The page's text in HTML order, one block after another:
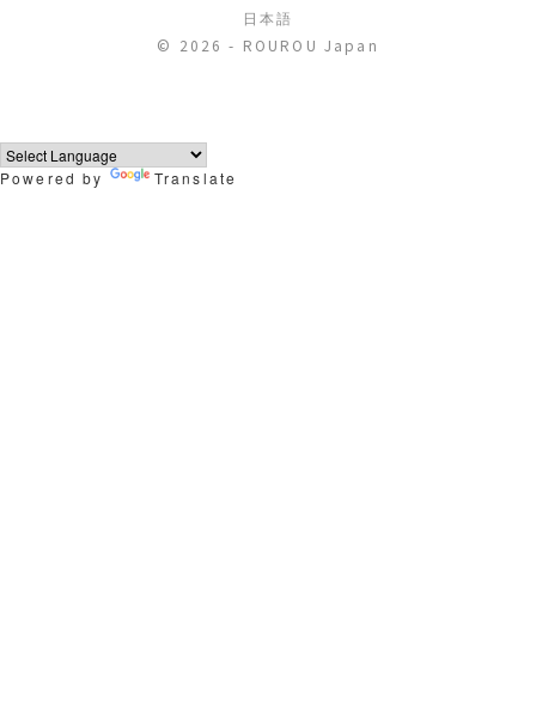
日本語
© 2026 - ROUROU Japan
Powered by Translate